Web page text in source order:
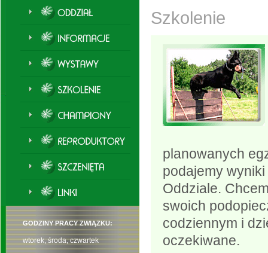
GODZINY PRACY ZWIĄZKU:
wtorek, środa, czwartek
Szkolenie
planowanych
podajemy
Oddziale.
swoich
codziennym i
oczekiwane.